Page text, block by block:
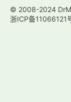
© 2008-2024
浙ICP备11066121